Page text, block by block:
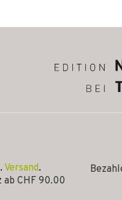
Versand.
CHF 90.00